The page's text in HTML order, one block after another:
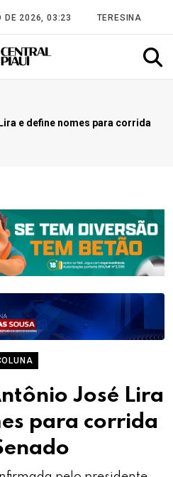
DE 2026, 03:23 TERESINA
e define nomes para corrida
José Lira
para corrida